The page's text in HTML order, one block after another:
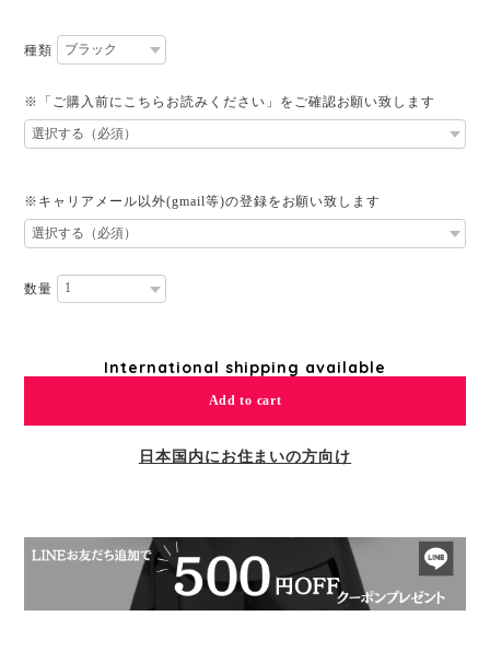
種類
※「ご購入前にこちらお読みください」をご確認お願い致します
※キャリアメール以外(gmail等)の登録をお願い致します
数量
International shipping available
Add to cart
日本国内にお住まいの方向け